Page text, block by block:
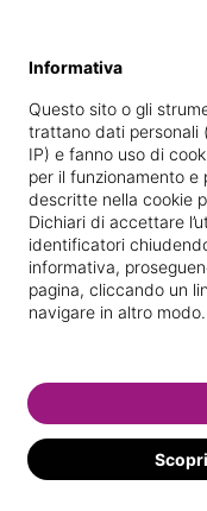
benessere
Vedi le
Informativa
Questo sito o gli
trattano dati personali
IP) e fanno uso di
per il funzionamento e
descritte nella cookie
Dichiari di accettare
identificatori
informativa,
pagina, cliccando un
navigare in altro modo.